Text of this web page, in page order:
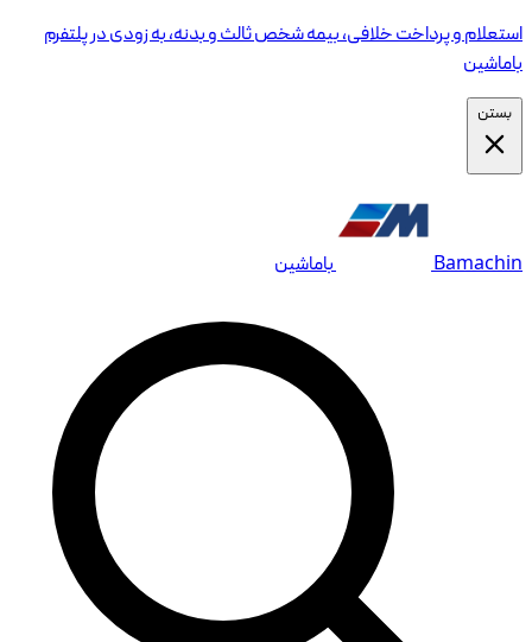
استعلام و پرداخت خلافی، بیمه شخص ثالث و بدنه، به زودی در پلتفرم
باماشین
بستن
Bamachin باماشین